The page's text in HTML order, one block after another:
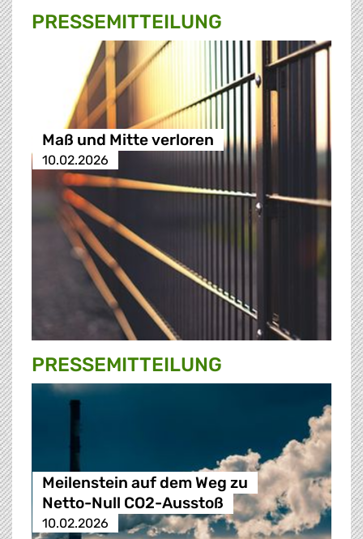
PRESSE­MITTEILUNG
Maß und Mitte verloren
10.02.2026
PRESSE­MITTEILUNG
Meilenstein auf dem Weg zu
Netto-Null CO2-Ausstoß
10.02.2026